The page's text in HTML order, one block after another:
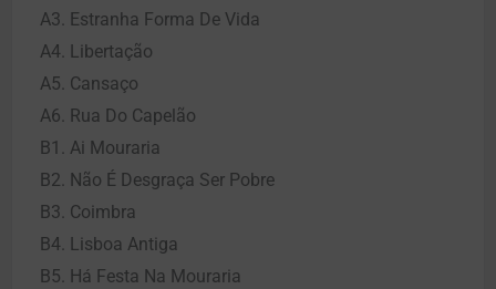
A3. Estranha Forma De Vida
A4. Libertação
A5. Cansaço
A6. Rua Do Capelão
B1. Ai Mouraria
B2. Não É Desgraça Ser Pobre
B3. Coimbra
B4. Lisboa Antiga
B5. Há Festa Na Mouraria